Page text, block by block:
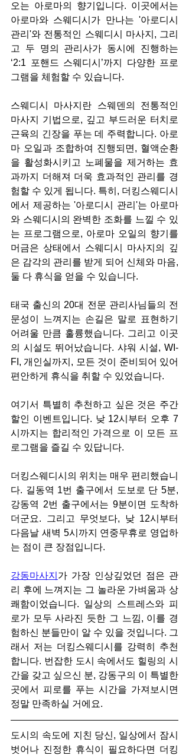
오는 아로마의 향기입니다. 이곳에서는
아로마와 스웨디시가 만나는 '아로디시
관리'와 전통적인 스웨디시 마사지, 그리
고 두 명의 관리사가 동시에 진행하는
‘2:1 포핸드 스웨디시’까지 다양한 프로
그램을 체험할 수 있습니다.
스웨디시 마사지란 스웨덴의 전통적인
마사지 기법으로, 깊고 부드러운 터치로
근육의 긴장을 푸는 데 주력합니다. 아로
마 오일과 조합하여 진행되면, 혈액순환
을 활성화시키고 노폐물을 제거하는 효
과까지 더해져 더욱 효과적인 관리를 경
험할 수 있게 됩니다. 특히, 더킹스웨디시
에서 제공하는 '아로디시 관리'는 아로마
와 스웨디시의 완벽한 조화를 느낄 수 있
는 프로그램으로, 아로마 오일의 향기를
머금은 상태에서 스웨디시 마사지의 깊
은 감각의 관리를 받게 되어 신체와 마음,
둘 다 휴식을 얻을 수 있습니다.
태국 출신의 20대 전문 관리사님들의 전
문성이 느껴지는 손길은 말로 표현하기
어려울 만큼 훌륭했습니다. 그리고 이곳
의 시설도 뛰어났습니다. 샤워 시설, WI-
FI, 개인실까지, 모든 것이 준비되어 있어
편안하게 휴식을 취할 수 있었습니다.
여기서 특별히 추천하고 싶은 것은 주간
할인 이벤트입니다. 낮 12시부터 오후 7
시까지는 합리적인 가격으로 이 모든 프
로그램을 즐길 수 있답니다.
더킹스웨디시의 위치는 매우 편리했습니
다. 길동역 1번 출구에서 도보로 단 5분,
강동역 2번 출구에서는 9분이면 도착하
더군요. 그리고 무엇보다, 낮 12시부터
다음날 새벽 5시까지 연중무휴로 영업하
는 점이 큰 장점입니다.
강동마사지 가 가장 인상깊었던 점은 관
리 후에 느껴지는 그 놀라운 가벼움과 상
쾌함이었습니다. 일상의 스트레스와 피
로가 모두 사라진 듯한 그 느낌, 이를 경
험하신 분들만이 알 수 있을 것입니다. 그
래서 저는 더킹스웨디시를 강력히 추천
합니다. 번잡한 도시 속에서도 힐링의 시
간을 갖고 싶으신 분, 강동구의 이 특별한
곳에서 피로를 푸는 시간을 가져보시면
정말 만족하실 거에요.
도시의 속도에 지친 당신, 일상에서 잠시
벗어나 진정한 휴식이 필요하다면 더킹